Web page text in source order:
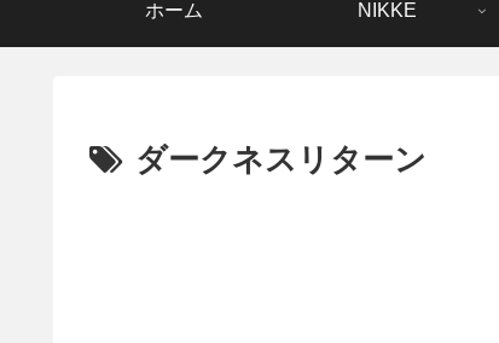
ホーム NIKKE
ダークネスリターン